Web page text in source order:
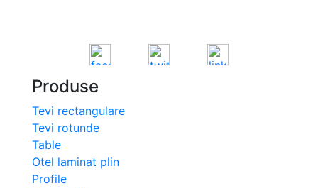
Produse
Tevi rectangulare
Tevi rotunde
Table
Otel laminat plin
Profile